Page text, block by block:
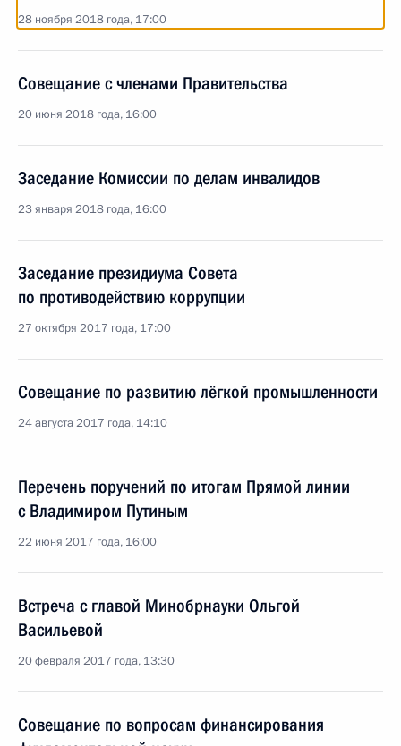
28 ноября 2018 года, 17:00
Совещание с членами Правительства
20 июня 2018 года, 16:00
Заседание Комиссии по делам инвалидов
23 января 2018 года, 16:00
Заседание президиума Совета
по противодействию коррупции
27 октября 2017 года, 17:00
Совещание по развитию лёгкой промышленности
24 августа 2017 года, 14:10
Перечень поручений по итогам Прямой линии
с Владимиром Путиным
22 июня 2017 года, 16:00
Встреча с главой Минобрнауки Ольгой
Васильевой
20 февраля 2017 года, 13:30
Совещание по вопросам финансирования